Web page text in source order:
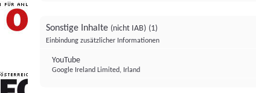
FONDS professionell
Sonstige Inhalte (nicht IAB) (1)
Einbindung zusätzlicher Informationen
YouTube
Google Ireland Limited, Irland